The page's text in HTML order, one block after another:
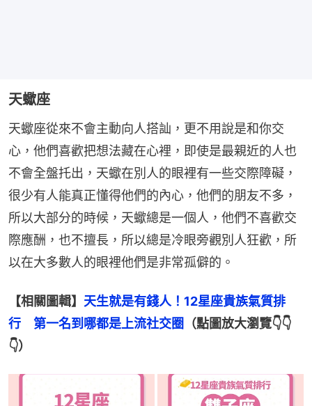
天蠍座
天蠍座從來不會主動向人搭訕，更不用說是和你交
心，他們喜歡把想法藏在心裡，即使是最親近的人也
不會全盤托出，天蠍在別人的眼裡有一些交際障礙，
很少有人能真正懂得他們的內心，他們的朋友不多，
所以大部分的時候，天蠍總是一個人，他們不喜歡交
際應酬，也不擅長，所以總是冷眼旁觀別人狂歡，所
以在大多數人的眼裡他們是非常孤僻的。
【相關圖輯】 天生就是有錢人！12星座貴族氣質排
行　第一名到哪都是上流社交圈 （點圖放大瀏覽👇👇
👇）